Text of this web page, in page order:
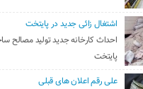
اشتغال زائی جدید در پایتخت
احداث کارخانه جدید تولید مصالح
پایتخت
علی رقم اعلان های قبلی